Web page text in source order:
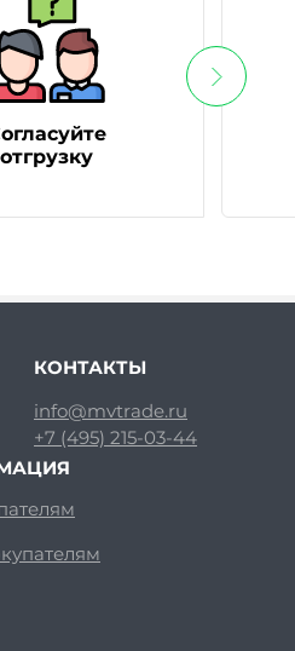
отгрузку
КОНТАКТЫ
info@mvtrade.ru
+7 (495) 215-03-44